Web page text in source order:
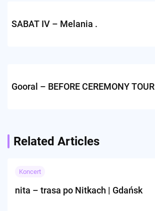
SABAT IV – Melania .
Gooral – BEFORE CEREMONY TOUR
Related Articles
Koncert
nita – trasa po Nitkach | Gdańsk